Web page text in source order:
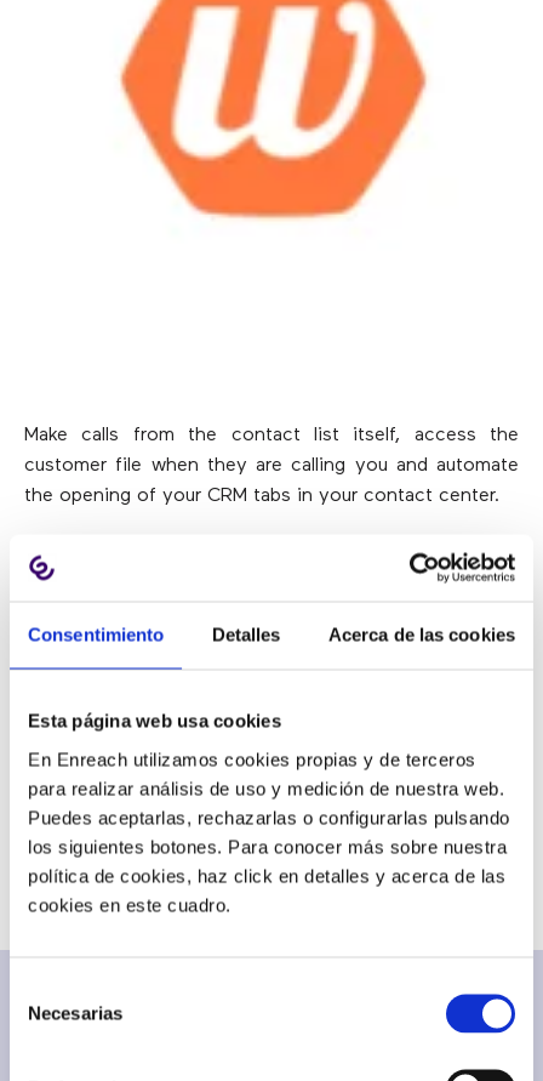
Consentimiento Detalles Acerca de las cookies
Esta página web usa cookies
En Enreach utilizamos cookies propias y de terceros
para realizar análisis de uso y medición de nuestra web.
Puedes aceptarlas, rechazarlas o configurarlas pulsando
los siguientes botones. Para conocer más sobre nuestra
política de cookies, haz click en detalles y acerca de las
cookies en este cuadro.
Necesarias
Make calls from the contact list itself, access the
customer file when they are calling you and automate
the opening of your CRM tabs in your contact center.
BLOG
Business Phone Systems
News
Others Sales & Marketing
SHARE